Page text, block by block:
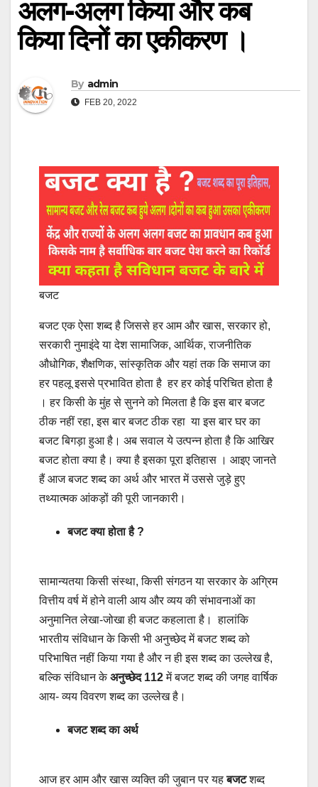
अलग-अलग किया और कब
किया दिनों का एकीकरण ।
By admin
FEB 20, 2022
बजट
बजट एक ऐसा शब्द है जिससे हर आम और खास, सरकार हो,
सरकारी नुमाइंदे या देश सामाजिक, आर्थिक, राजनीतिक
औधोगिक, शैक्षणिक, सांस्कृतिक और यहां तक कि समाज का
हर पहलू इससे प्रभावित होता है हर हर कोई परिचित होता है
। हर किसी के मुंह से सुनने को मिलता है कि इस बार बजट
ठीक नहीं रहा, इस बार बजट ठीक रहा या इस बार घर का
बजट बिगड़ा हुआ है। अब सवाल ये उत्पन्न होता है कि आखिर
बजट होता क्या है। क्या है इसका पूरा इतिहास । आइए जानते
हैं आज बजट शब्द का अर्थ और भारत में उससे जुड़े हुए
तथ्यात्मक आंकड़ों की पूरी जानकारी।
बजट क्या होता है ?
सामान्यतया किसी संस्था, किसी संगठन या सरकार के अग्रिम
वित्तीय वर्ष में होने वाली आय और व्यय की संभावनाओं का
अनुमानित लेखा-जोखा ही बजट कहलाता है। हालांकि
भारतीय संविधान के किसी भी अनुच्छेद में बजट शब्द को
परिभाषित नहीं किया गया है और न ही इस शब्द का उल्लेख है,
बल्कि संविधान केअनुच्छेद 112में बजट शब्द की जगह वार्षिक
आय- व्यय विवरण शब्द का उल्लेख है।
बजट शब्द का अर्थ
आज हर आम और खास व्यक्ति की जुबान पर यहबजटशब्द